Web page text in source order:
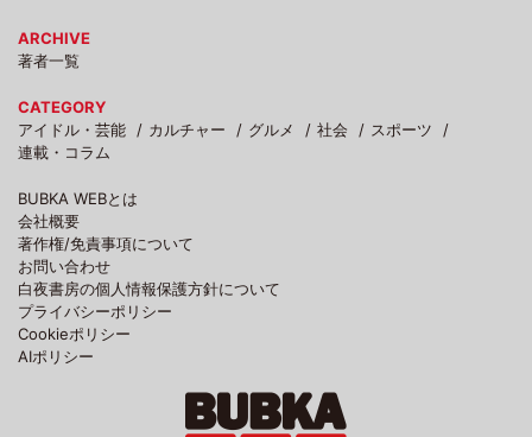
ARCHIVE
著者一覧
CATEGORY
アイドル・芸能
カルチャー グルメ 社会
スポーツ
連載・コラム
BUBKA WEBとは
会社概要
著作権/免責事項について
お問い合わせ
白夜書房の個人情報保護方針について
プライバシーポリシー
Cookieポリシー
AIポリシー